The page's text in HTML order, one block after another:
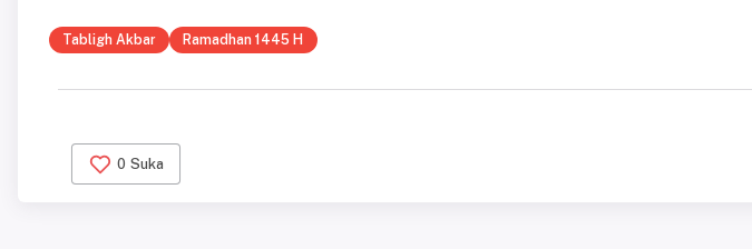
Tabligh Akbar Ramadhan 1445 H
0 Suka